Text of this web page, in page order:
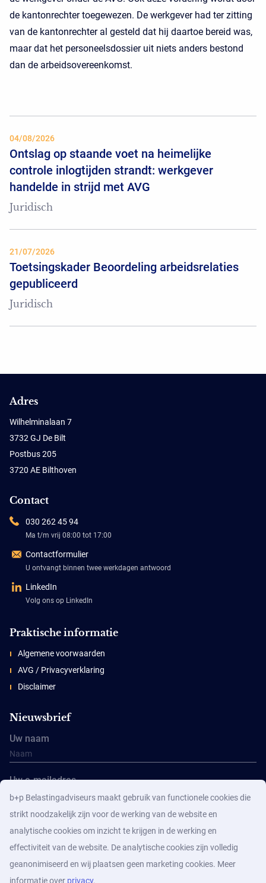
de kantonrechter toegewezen. De werkgever had ter zitting
van de kantonrechter al gesteld dat hij daartoe bereid was,
maar dat het personeelsdossier uit niets anders bestond
dan de arbeidsovereenkomst.
04/08/2026
Ontslag op staande voet na heimelijke
controle inlogtijden strandt: werkgever
handelde in strijd met AVG
Juridisch
21/07/2026
Toetsingskader Beoordeling arbeidsrelaties
gepubliceerd
Juridisch
Adres
Wilhelminalaan 7
3732 GJ De Bilt
Postbus 205
3720 AE Bilthoven
Contact
030 262 45 94
Ma t/m vrij 08:00 tot 17:00
Contactformulier
U ontvangt binnen twee werkdagen antwoord
LinkedIn
Volg ons op LinkedIn
Praktische informatie
Algemene voorwaarden
AVG / Privacyverklaring
Disclaimer
Nieuwsbrief
Uw naam
Uw e-mailadres
Aanmelden
b+p Belastingadviseurs maakt gebruik van functionele cookies die
strikt noodzakelijk zijn voor de werking van de website en
analytische cookies om inzicht te krijgen in de werking en
effectiviteit van de website. De analytische cookies zijn volledig
geanonimiseerd en wij plaatsen geen marketing cookies. Meer
informatie over privacy.